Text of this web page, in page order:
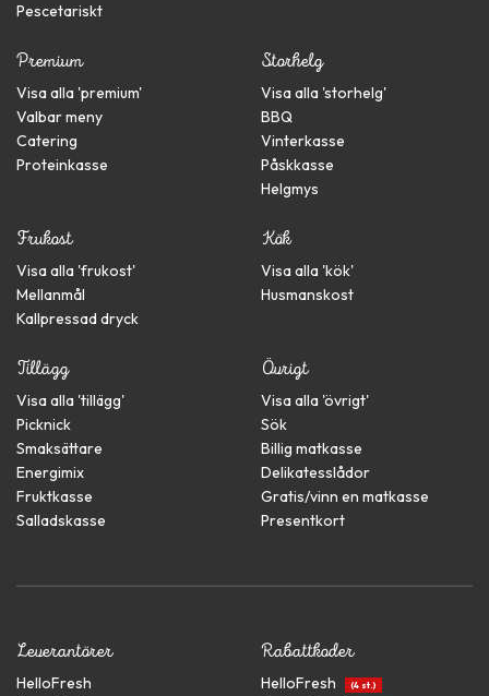
Pescetariskt
Premium
Visa alla 'premium'
Valbar meny
Catering
Proteinkasse
Storhelg
Visa alla 'storhelg'
BBQ
Vinterkasse
Påskkasse
Helgmys
Frukost
Visa alla 'frukost'
Mellanmål
Kallpressad dryck
Kök
Visa alla 'kök'
Husmanskost
Tillägg
Visa alla 'tillägg'
Picknick
Smaksättare
Energimix
Fruktkasse
Salladskasse
Övrigt
Visa alla 'övrigt'
Sök
Billig matkasse
Delikatesslådor
Gratis/vinn en matkasse
Presentkort
Leverantörer
HelloFresh
Rabattkoder
HelloFresh (4 st.)